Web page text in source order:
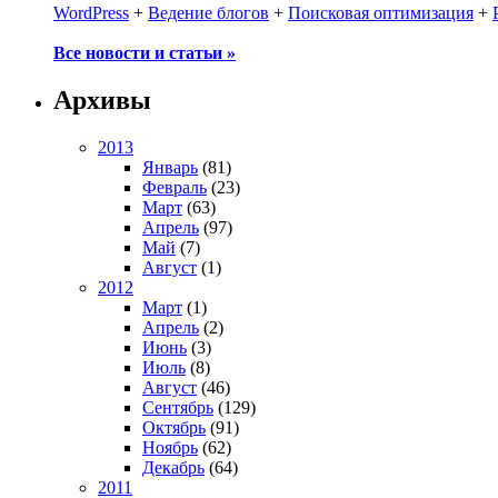
WordPress + Ведение блогов + Поисковая оптимизация +
Все новости и статьи »
Архивы
2013
Январь (81)
Февраль (23)
Март (63)
Апрель (97)
Май (7)
Август (1)
2012
Март (1)
Апрель (2)
Июнь (3)
Июль (8)
Август (46)
Сентябрь (129)
Октябрь (91)
Ноябрь (62)
Декабрь (64)
2011